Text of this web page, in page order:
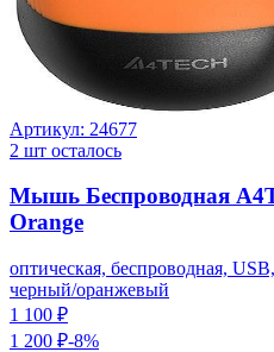
Артикул: 24677
2 шт осталось
Мышь Беспроводная
Orange
оптическая, беспроводная,
черный/оранжевый
1 100 ₽
1 200 ₽-8%